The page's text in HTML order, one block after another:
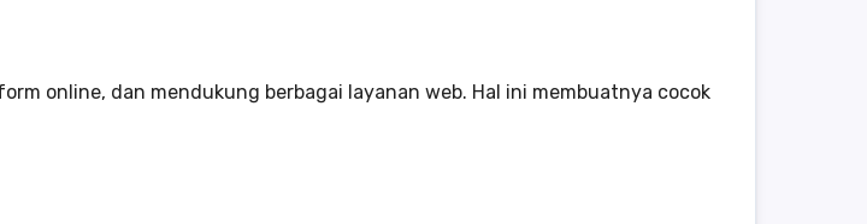
online, dan mendukung berbagai layanan web. Hal ini membuatnya cocok